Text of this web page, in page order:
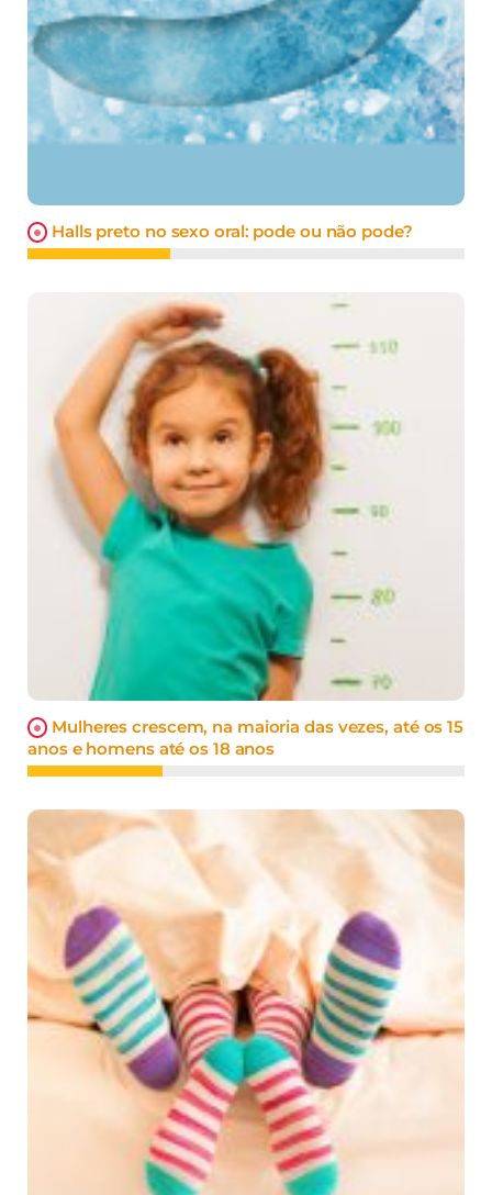
Halls preto no sexo oral: pode ou não pode?
Mulheres crescem, na maioria das vezes, até os 15
anos e homens até os 18 anos